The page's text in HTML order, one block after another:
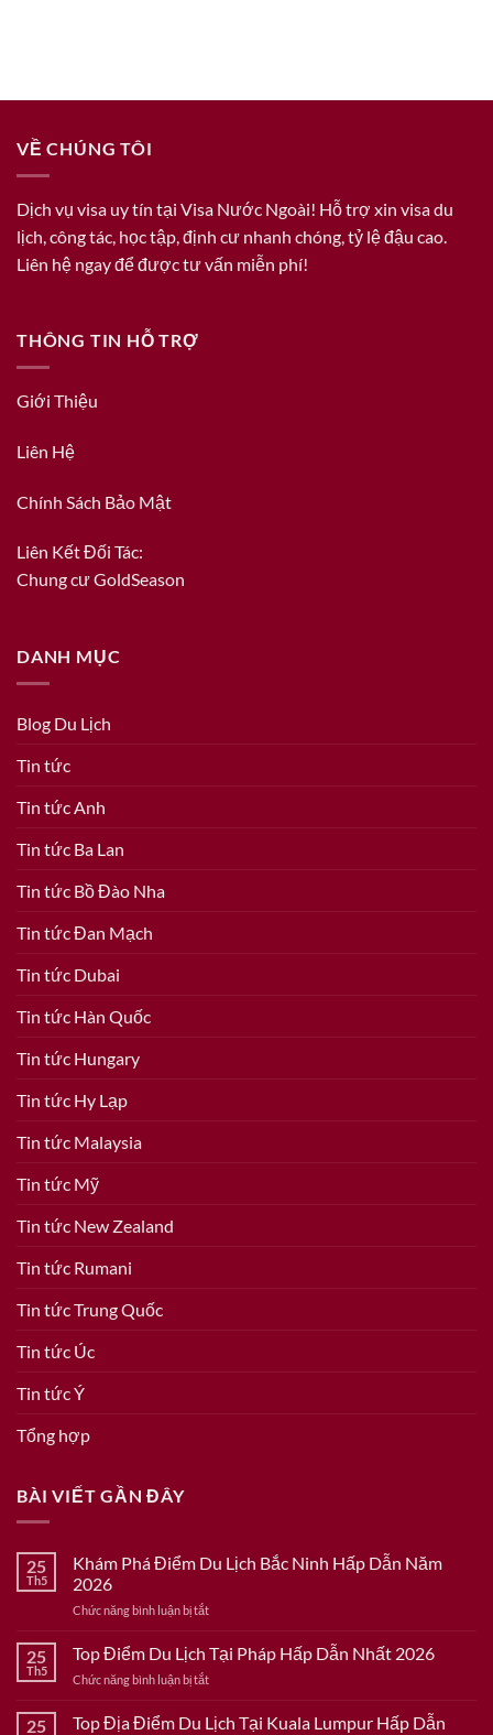
VỀ CHÚNG TÔI
Dịch vụ visa uy tín tại Visa Nước Ngoài! Hỗ trợ xin visa du
lịch, công tác, học tập, định cư nhanh chóng, tỷ lệ đậu cao.
Liên hệ ngay để được tư vấn miễn phí!
THÔNG TIN HỖ TRỢ
Giới Thiệu
Liên Hệ
Chính Sách Bảo Mật
Liên Kết Đối Tác:
Chung cư GoldSeason
DANH MỤC
Blog Du Lịch
Tin tức
Tin tức Anh
Tin tức Ba Lan
Tin tức Bồ Đào Nha
Tin tức Đan Mạch
Tin tức Dubai
Tin tức Hàn Quốc
Tin tức Hungary
Tin tức Hy Lạp
Tin tức Malaysia
Tin tức Mỹ
Tin tức New Zealand
Tin tức Rumani
Tin tức Trung Quốc
Tin tức Úc
Tin tức Ý
Tổng hợp
BÀI VIẾT GẦN ĐÂY
25
Th5
Khám Phá Điểm Du Lịch Bắc Ninh Hấp Dẫn Năm
2026
Chức năng bình luận bị tắtở
Phá
Điểm
Du
Bắc
25
Th5
Top Điểm Du Lịch Tại Pháp Hấp Dẫn Nhất 2026
Chức năng bình luận bị tắtở
Điểm
25
Top Địa Điểm Du Lịch Tại Kuala Lumpur Hấp Dẫn